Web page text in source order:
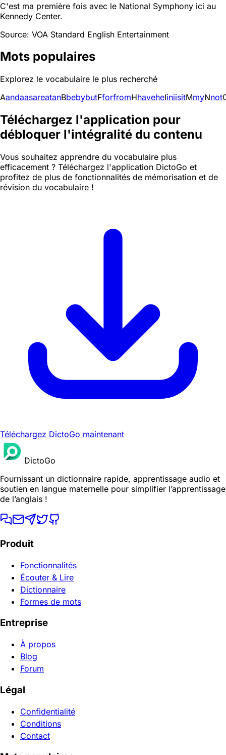
C'est ma première fois avec le National Symphony ici au
Kennedy Center.
Source: VOA Standard English Entertainment
Mots populaires
Explorez le vocabulaire le plus recherché
AandaasareatanBbebybutFforfromHhaveheIiniisitMmyNnot
Téléchargez l'application pour
débloquer l'intégralité du contenu
Vous souhaitez apprendre du vocabulaire plus
efficacement ? Téléchargez l'application DictoGo et
profitez de plus de fonctionnalités de mémorisation et de
révision du vocabulaire !
Téléchargez DictoGo maintenant
DictoGo
Fournissant un dictionnaire rapide, apprentissage audio et
soutien en langue maternelle pour simplifier l’apprentissage
de l’anglais !
Produit
Fonctionnalités
Écouter & Lire
Dictionnaire
Formes de mots
Entreprise
À propos
Blog
Forum
Légal
Confidentialité
Conditions
Contact